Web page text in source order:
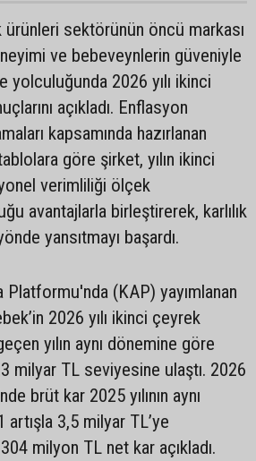
sektörünün öncü markası
ve bebeveynlerin güveniyle
yolculuğunda 2026 yılı ikinci
açıkladı. Enflasyon
kapsamında hazırlanan
göre şirket, yılın ikinci
verimliliği ölçek
avantajlarla birleştirerek, karlılık
yansıtmayı başardı.
Platformu'nda (KAP) yayımlanan
2026 yılı ikinci çeyrek
yılın aynı dönemine göre
milyar TL seviyesine ulaştı. 2026
brüt kar 2025 yılının aynı
3,5 milyar TL’ye
milyon TL net kar açıkladı.